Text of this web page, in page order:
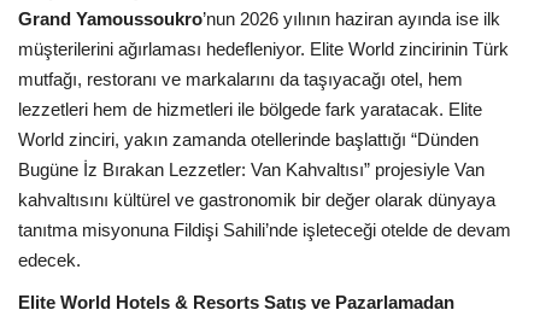
Grand Yamoussoukro’nun 2026 yılının haziran ayında ise ilk
müşterilerini ağırlaması hedefleniyor. Elite World zincirinin Türk
mutfağı, restoranı ve markalarını da taşıyacağı otel, hem
lezzetleri hem de hizmetleri ile bölgede fark yaratacak. Elite
World zinciri, yakın zamanda otellerinde başlattığı “Dünden
Bugüne İz Bırakan Lezzetler: Van Kahvaltısı” projesiyle Van
kahvaltısını kültürel ve gastronomik bir değer olarak dünyaya
tanıtma misyonuna Fildişi Sahili’nde işleteceği otelde de devam
edecek.
Elite World Hotels & Resorts Satış ve Pazarlamadan